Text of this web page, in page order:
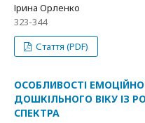
Ірина Орленко
323-344
Стаття (PDF)
ОСОБЛИВОСТІ
ДОШКІЛЬНОГО ВІКУ ІЗ
СПЕКТРА